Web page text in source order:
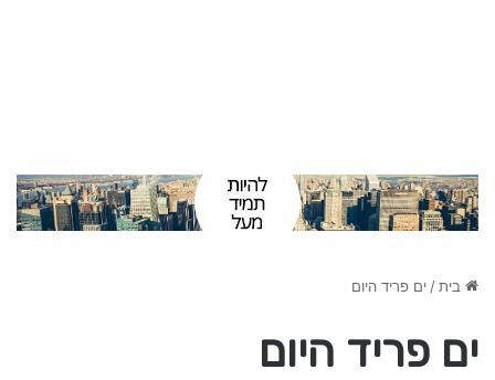
בית/ים פריד היום
ים פריד היום